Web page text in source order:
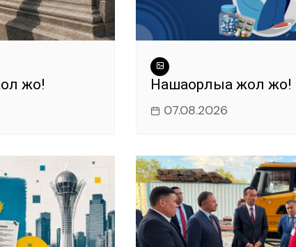
жоқ!
Нашақорлыққа жол жоқ!
07.08.2026